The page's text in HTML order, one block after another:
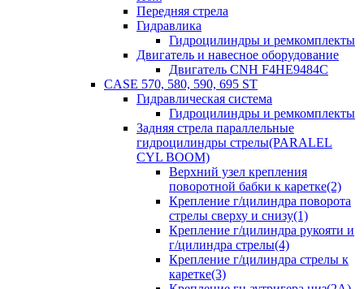
Передняя стрела
Гидравлика
Гидроцилиндры и ремкомплекты
Двигатель и навесное оборудование
Двигатель CNH F4HE9484C
CASE 570, 580, 590, 695 ST
Гидравлическая система
Гидроцилиндры и ремкомплекты
Задняя стрела параллельные
гидроцилиндры стрелы(PARALEL
CYL BOOM)
Верхний узел крепления
поворотной бабки к каретке(2)
Крепление г/цилиндра поворота
стрелы сверху и снизу(1)
Крепление г/цилиндра рукояти и
г/цилиндра стрелы(4)
Крепление г/цилиндра стрелы к
каретке(3)